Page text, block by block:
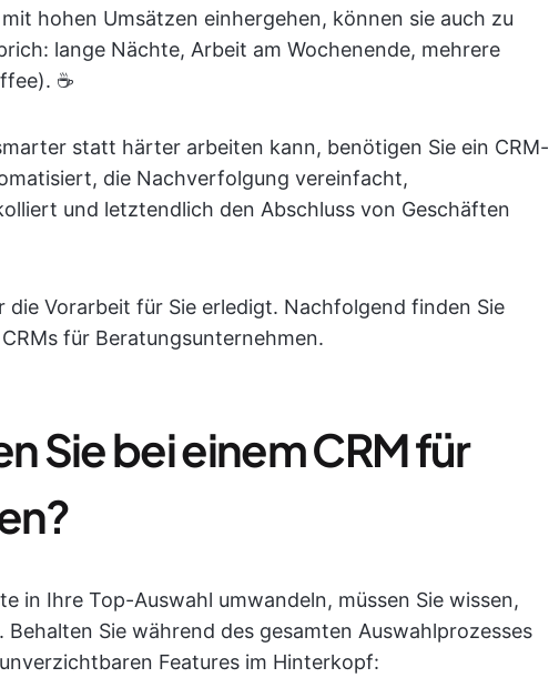
hohen Umsätzen einhergehen, können sie auch zu
lange Nächte, Arbeit am Wochenende, mehrere
☕
statt härter arbeiten kann, benötigen Sie ein CRM-
die Nachverfolgung vereinfacht,
und letztendlich den Abschluss von Geschäften
die Vorarbeit für Sie erledigt. Nachfolgend finden Sie
für Beratungsunternehmen.
Sie bei einem CRM für
in Ihre Top-Auswahl umwandeln, müssen Sie wissen,
Sie während des gesamten Auswahlprozesses
Features im Hinterkopf: